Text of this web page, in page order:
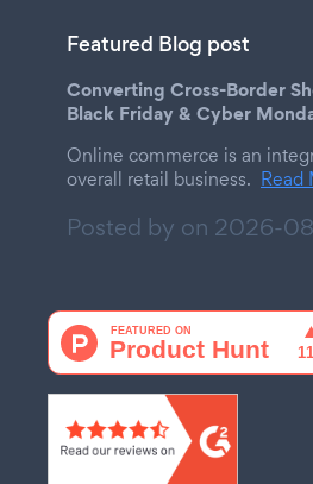
Featured Blog post
Converting Cross-Border
Black Friday & Cyber
Online commerce is an
overall retail business. Read
Posted by on 2026-